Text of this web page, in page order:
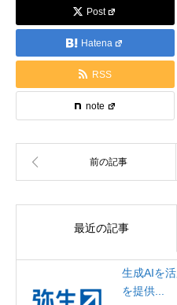
Post
Hatena
RSS
note
最近の記事
生成AIを
を提供...